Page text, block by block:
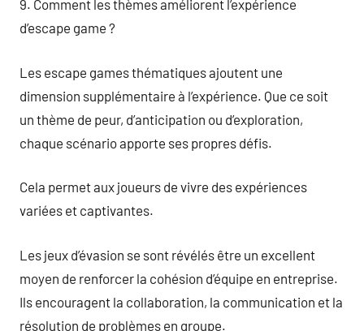
9. Comment les thèmes améliorent l’expérience
d’escape game ?
Les escape games thématiques ajoutent une
dimension supplémentaire à l’expérience. Que ce soit
un thème de peur, d’anticipation ou d’exploration,
chaque scénario apporte ses propres défis.
Cela permet aux joueurs de vivre des expériences
variées et captivantes.
Les jeux d’évasion se sont révélés être un excellent
moyen de renforcer la cohésion d’équipe en entreprise.
Ils encouragent la collaboration, la communication et la
résolution de problèmes en groupe.